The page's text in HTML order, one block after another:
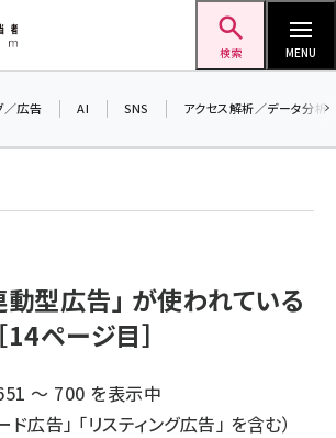
検索 MENU
／広告 AI SNS アクセス解析／データ分析
型広告」 が使われている
ページ目］
～ 700 を表示中
ド広告」 「リスティング広告」 を含む）